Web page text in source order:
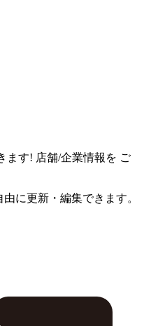
ます! 店舗/企業情報を ご
に更新・編集できます。